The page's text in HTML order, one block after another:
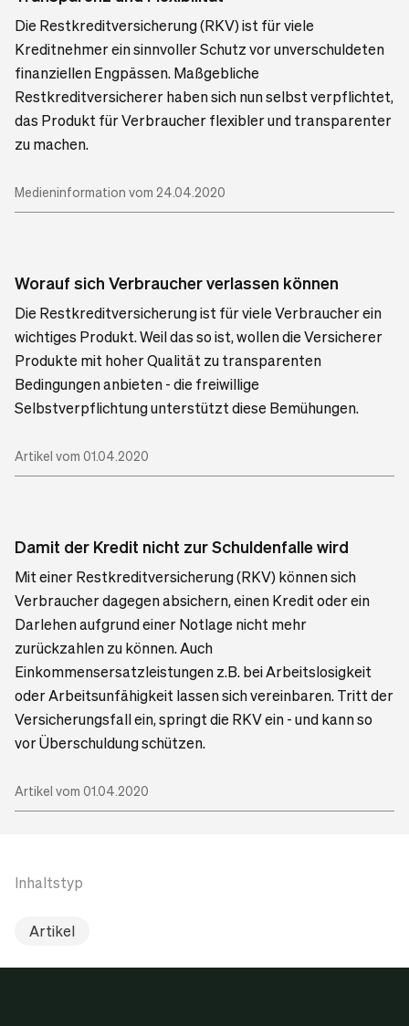
Die Restkreditversicherung (RKV) ist für viele
Kreditnehmer ein sinnvoller Schutz vor unverschuldeten
finanziellen Engpässen. Maßgebliche
Restkreditversicherer haben sich nun selbst verpflichtet,
das Produkt für Verbraucher flexibler und transparenter
zu machen.
Medieninformation vom 24.04.2020
Worauf sich Verbraucher verlassen können
Die Restkreditversicherung ist für viele Verbraucher ein
wichtiges Produkt. Weil das so ist, wollen die Versicherer
Produkte mit hoher Qualität zu transparenten
Bedingungen anbieten - die freiwillige
Selbstverpflichtung unterstützt diese Bemühungen.
Artikel vom 01.04.2020
Damit der Kredit nicht zur Schuldenfalle wird
Mit einer Restkreditversicherung (RKV) können sich
Verbraucher dagegen absichern, einen Kredit oder ein
Darlehen aufgrund einer Notlage nicht mehr
zurückzahlen zu können. Auch
Einkommensersatzleistungen z.B. bei Arbeitslosigkeit
oder Arbeitsunfähigkeit lassen sich vereinbaren. Tritt der
Versicherungsfall ein, springt die RKV ein - und kann so
vor Überschuldung schützen.
Artikel vom 01.04.2020
Inhaltstyp
Artikel